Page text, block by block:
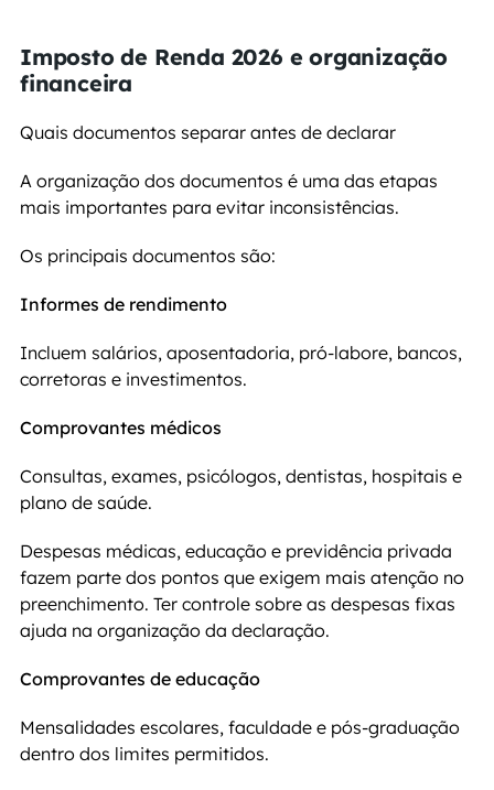
Imposto de Renda 2026 e organização
financeira
Quais documentos separar antes de declarar
A organização dos documentos é uma das etapas
mais importantes para evitar inconsistências.
Os principais documentos são:
Informes de rendimento
Incluem salários, aposentadoria, pró-labore, bancos,
corretoras e investimentos.
Comprovantes médicos
Consultas, exames, psicólogos, dentistas, hospitais e
plano de saúde.
Despesas médicas, educação e previdência privada
fazem parte dos pontos que exigem mais atenção no
preenchimento. Ter controle sobre as despesas fixas
ajuda na organização da declaração.
Comprovantes de educação
Mensalidades escolares, faculdade e pós-graduação
dentro dos limites permitidos.